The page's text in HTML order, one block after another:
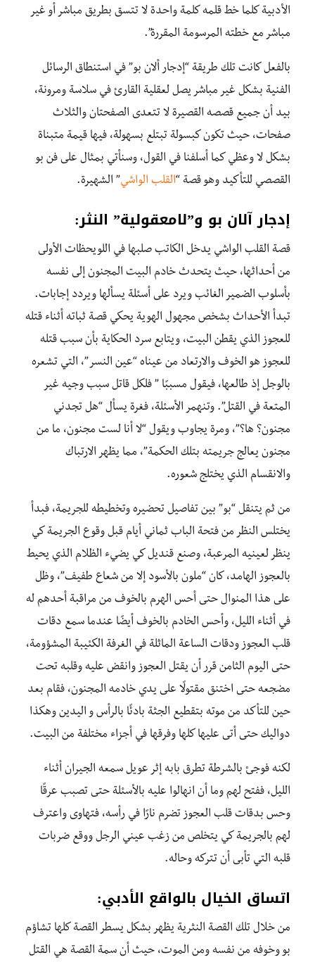
الأدبية كلما خط قلمه كلمة واحدة لا تتسق بطريق مباشر أو غير
مباشر مع خطته المرسومة المقررة”.
بالفعل كانت تلك طريقة “إدجار ألان بو” في استنطاق الرسائل
الفنية بشكل غير مباشر يصل لعقلية القارئ في سلاسة ومرونة،
بيد أن جميع قصصه القصيرة لا تتعدى الصفحتان والثلاث
صفحات، حيث تكون كبسولة تبتلع بسهولة، فيها قيمة متبناة
بشكل لا وعظي كما أسلفنا في القول، وسنأتي بمثال على فن بو
القصصي للتأكيد وهو قصة “القلب الواشي” الشهيرة.
إدجار آلان بو و”لامعقولية” النثر:
قصة القلب الواشي يدخل الكاتب صلبها في اللويحظات الأولى
من أحداثها، حيث يتحدث خادم البيت المجنون إلى نفسه
بأسلوب الضمير الغائب ويرد على أسئلة يسألها ويردد إجابات.
تبدأ الأحداث بشخص مجهول الهوية يحكي قصة ثباته أثناء قتله
للعجوز الذي يقطن البيت، ويتابع سرد الحكاية بأن سبب قتله
للعجوز هو الخوف والارتعاد من عيناه “عين النسر”، التي تشعره
بالوجل إذ طالعها، فيقول مسببًا ” فلكل قاتل سبب وجيه غير
المتعة في القتل”. وتنهمر الأسئلة، فغرة يسأل “هل تجدني
مجنون؟ ها؟”، ومرة يجاوب ويقول “لا أنا لست مجنون، ما من
مجنون يعالج جريمته بتلك الحكمة”، مما يظهر الارتباك
والانقسام الذي يختلج شعوره.
من ثم يتنقل “بو” بين تفاصيل تحضيره وتخطيطه للجريمة، فبدأ
يختلس النظر من فتحة الباب ثماني أيام قبل وقوع الجريمة كي
ينظر لعينيه المرعبة، وصنع قنديل كي يضيء الظلام الذي يحيط
بالعجوز الهامد، كان “ملون بالأسود إلا من شعاع طفيف”، وظل
على هذا المنوال حتى أحس الهرم بالخوف من مراقبة أحدهم له
في أثناء الليل، وأحس الخادم بالخوف أيضًا عندما سمع دقات
قلب العجوز ودقات الساعة الماثلة في الغرفة الكئيبة المشؤومة،
حتى اليوم الثامن قرر أن يقتل العجوز وانقض عليه وقلبه تحت
مضجعه حتى اختنق مقتولًا على يدي خادمه المجنون، فقام بعد
حين للتأكد من موته بتقطيع الجثة بادئًا بالرأس و اليدين وهكذا
دواليك حتى أتى عليها كلها وفرقها في أجزاء مختلفة من البيت.
لكنه فوجئ بالشرطة تطرق بابه إثر عويل سمعه الجيران أثناء
الليل، ففتح لهم وما أن انهالوا عليه بالأسئلة حتى تصبب عرقًا
وحس بدقات قلب العجوز تضرم نارًا في رأسه، فتهاوى واعترف
لهم بالجريمة كي يتخلص من زغب عيني الرجل ووقع ضربات
قلبه التي تأبى أن تتركه وحاله.
اتساق الخيال بالواقع الأدبي:
من خلال تلك القصة النثرية يظهر بشكل يسطر القصة كلها تشاؤم
بو وخوفه من نفسه ومن الموت، حيث أن سمة القصة هي القتل